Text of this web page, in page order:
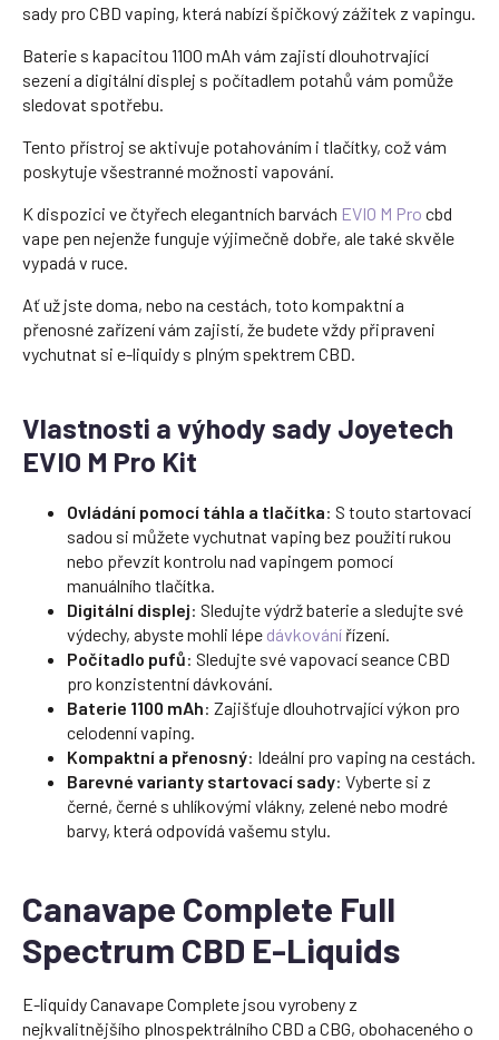
sady pro CBD vaping, která nabízí špičkový zážitek z vapingu.
Baterie s kapacitou 1100 mAh vám zajistí dlouhotrvající
sezení a digitální displej s počítadlem potahů vám pomůže
sledovat spotřebu.
Tento přístroj se aktivuje potahováním i tlačítky, což vám
poskytuje všestranné možnosti vapování.
K dispozici ve čtyřech elegantních barvách EVIO M Pro cbd
vape pen nejenže funguje výjimečně dobře, ale také skvěle
vypadá v ruce.
Ať už jste doma, nebo na cestách, toto kompaktní a
přenosné zařízení vám zajistí, že budete vždy připraveni
vychutnat si e-liquidy s plným spektrem CBD.
Vlastnosti a výhody sady Joyetech
EVIO M Pro Kit
Ovládání pomocí táhla a tlačítka: S touto startovací
sadou si můžete vychutnat vaping bez použití rukou
nebo převzít kontrolu nad vapingem pomocí
manuálního tlačítka.
Digitální displej: Sledujte výdrž baterie a sledujte své
výdechy, abyste mohli lépe dávkování řízení.
Počítadlo pufů: Sledujte své vapovací seance CBD
pro konzistentní dávkování.
Baterie 1100 mAh: Zajišťuje dlouhotrvající výkon pro
celodenní vaping.
Kompaktní a přenosný: Ideální pro vaping na cestách.
Barevné varianty startovací sady: Vyberte si z
černé, černé s uhlíkovými vlákny, zelené nebo modré
barvy, která odpovídá vašemu stylu.
Canavape Complete Full
Spectrum CBD E-Liquids
E-liquidy Canavape Complete jsou vyrobeny z
nejkvalitnějšího plnospektrálního CBD a CBG, obohaceného o